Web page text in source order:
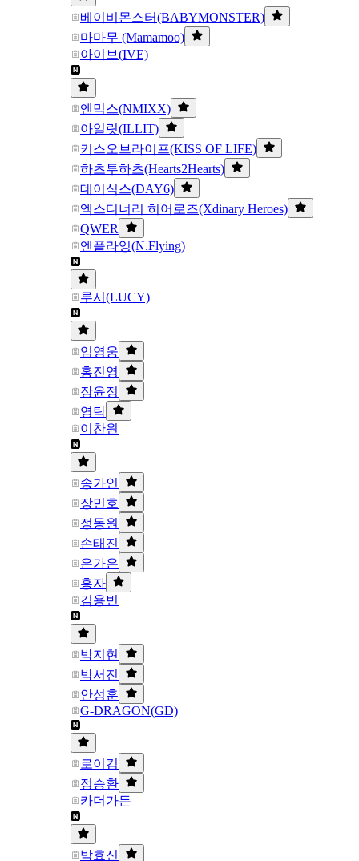
베이비몬스터(BABYMONSTER)
마마무 (Mamamoo)
아이브(IVE)
엔믹스(NMIXX)
아일릿(ILLIT)
키스오브라이프(KISS OF LIFE)
하츠투하츠(Hearts2Hearts)
데이식스(DAY6)
엑스디너리 히어로즈(Xdinary Heroes)
QWER
엔플라잉(N.Flying)
루시(LUCY)
임영웅
홍진영
장윤정
영탁
이찬원
송가인
장민호
정동원
손태진
은가은
홍자
김용빈
박지현
박서진
안성훈
G-DRAGON(GD)
로이킴
정승환
카더가든
박효신